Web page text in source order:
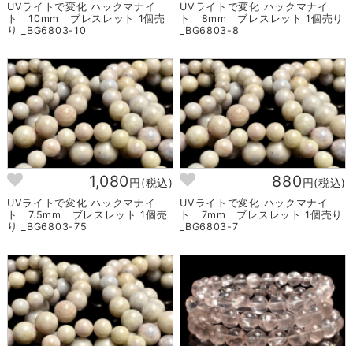
UVライトで変化 ハックマナイ
ト 10mm ブレスレット 1個売
り _BG6803-10
UVライトで変化 ハックマナイ
ト 8mm ブレスレット 1個売り
_BG6803-8
1,080円(税込)
UVライトで変化 ハックマナイ
ト 7.5mm ブレスレット 1個売
り _BG6803-75
880円(税込)
UVライトで変化 ハックマナイ
ト 7mm ブレスレット 1個売り
_BG6803-7